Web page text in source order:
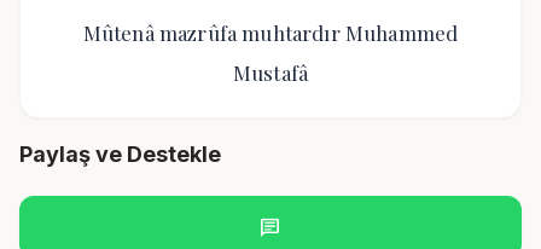
Mûtenâ mazrûfa muhtardır Muhammed
Mustafâ
Paylaş ve Destekle
chat